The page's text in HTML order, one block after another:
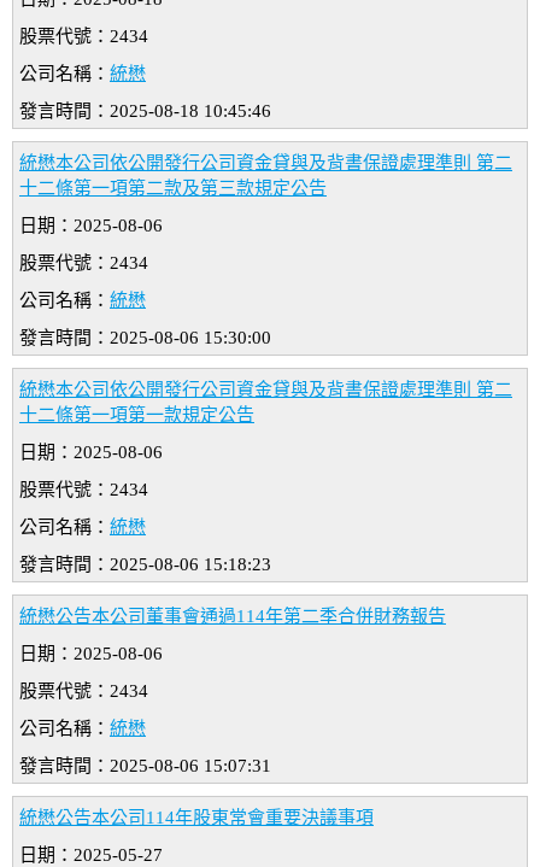
股票代號：2434
公司名稱： 統懋
發言時間：2025-08-18 10:45:46
統懋本公司依公開發行公司資金貸與及背書保證處理準則 第二
十二條第一項第二款及第三款規定公告
日期：2025-08-06
股票代號：2434
公司名稱： 統懋
發言時間：2025-08-06 15:30:00
統懋本公司依公開發行公司資金貸與及背書保證處理準則 第二
十二條第一項第一款規定公告
日期：2025-08-06
股票代號：2434
公司名稱： 統懋
發言時間：2025-08-06 15:18:23
統懋公告本公司董事會通過114年第二季合併財務報告
日期：2025-08-06
股票代號：2434
公司名稱： 統懋
發言時間：2025-08-06 15:07:31
統懋公告本公司114年股東常會重要決議事項
日期：2025-05-27